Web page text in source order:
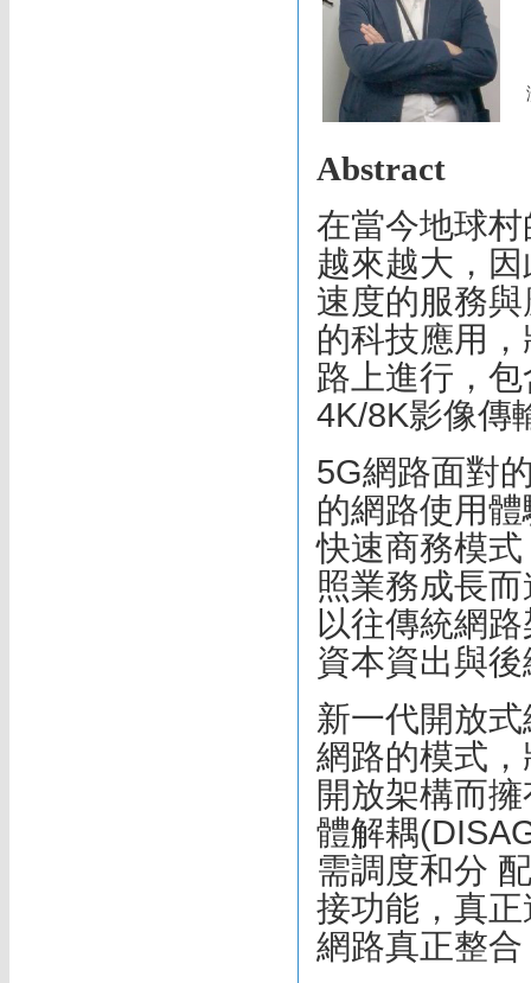
Abstract
在當今地球
越來越大，
速度的服務
的科技應用
路上進行，
4K/8K影像傳
5G網路面對
的網路使用
快速商務模
照業務成長
以往傳統網
資本資出與
新一代開放
網路的模式
開放架構而
體解耦
需調度和分
接功能，真
網路真正整